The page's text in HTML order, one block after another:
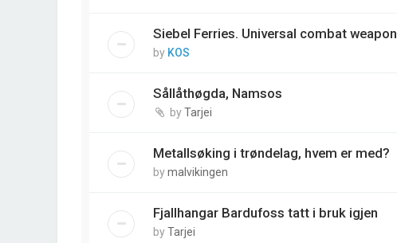
Siebel Ferries. Universal combat weapon
by KOS
Sållåthøgda, Namsos
byTarjei
Metallsøking i trøndelag, hvem er med?
bymalvikingen
Fjallhangar Bardufoss tatt i bruk igjen
byTarjei